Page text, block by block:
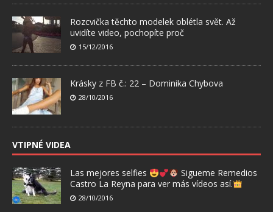
Rozcvička těchto modelek oblétla svět. Až
uvidíte video, pochopíte proč
15/12/2016
Krásky z FB č.: 22 – Dominika Chybova
28/10/2016
VTIPNÉ VIDEA
Las mejores selfies
Sigueme Remedios
Castro La Reyna para ver más vídeos así.
28/10/2016